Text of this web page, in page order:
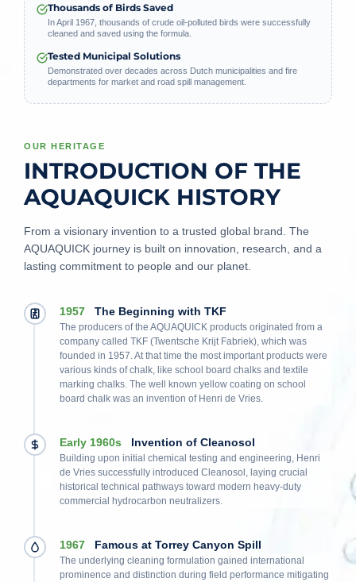
Thousands of Birds Saved
In April 1967, thousands of crude oil-polluted birds were successfully
cleaned and saved using the formula.
Tested Municipal Solutions
Demonstrated over decades across Dutch municipalities and fire
departments for market and road spill management.
OUR HERITAGE
INTRODUCTION OF THE
AQUAQUICK HISTORY
From a visionary invention to a trusted global brand. The
AQUAQUICK journey is built on innovation, research, and a
lasting commitment to people and our planet.
1957 The Beginning with TKF
The producers of the AQUAQUICK products originated from a
company called TKF (Twentsche Krijt Fabriek), which was
founded in 1957. At that time the most important products were
various kinds of chalk, like school board chalks and textile
marking chalks. The well known yellow coating on school
board chalk was an invention of Henri de Vries.
Early 1960s Invention of Cleanosol
Building upon initial chemical testing and engineering, Henri
de Vries successfully introduced Cleanosol, laying crucial
historical technical pathways toward modern heavy-duty
commercial hydrocarbon neutralizers.
1967 Famous at Torrey Canyon Spill
The underlying cleaning formulation gained international
prominence and distinction during field performance mitigating